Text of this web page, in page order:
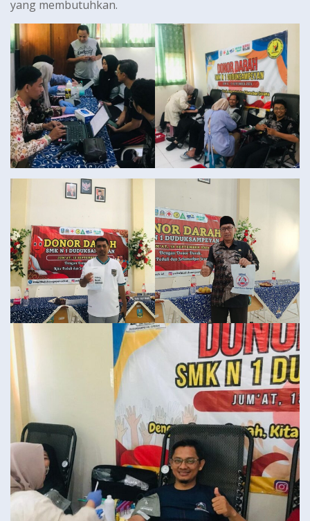
yang membutuhkan.